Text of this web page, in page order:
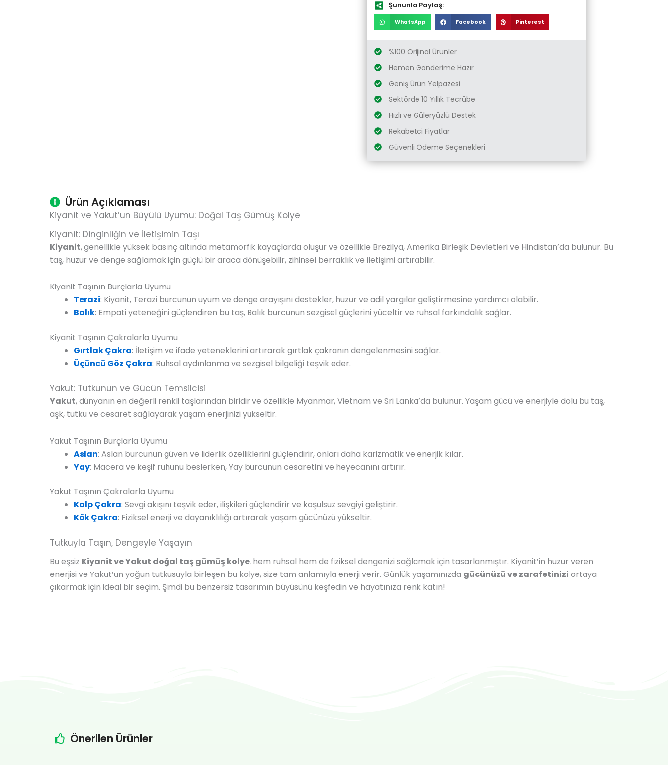
Şununla Paylaş:
WhatsApp Facebook Pinterest
%100 Orijinal Ürünler
Hemen Gönderime Hazır
Geniş Ürün Yelpazesi
Sektörde 10 Yıllık Tecrübe
Hızlı ve Güleryüzlü Destek
Rekabetci Fiyatlar
Güvenli Ödeme Seçenekleri
Ürün Açıklaması
Kiyanit ve Yakut’un Büyülü Uyumu: Doğal Taş Gümüş Kolye
Kiyanit: Dinginliğin ve İletişimin Taşı
Kiyanit, genellikle yüksek basınç altında metamorfik kayaçlarda oluşur ve özellikle Brezilya, Amerika Birleşik Devletleri ve Hindistan’da bulunur. Bu
taş, huzur ve denge sağlamak için güçlü bir araca dönüşebilir, zihinsel berraklık ve iletişimi artırabilir.
Kiyanit Taşının Burçlarla Uyumu
Terazi: Kiyanit, Terazi burcunun uyum ve denge arayışını destekler, huzur ve adil yargılar geliştirmesine yardımcı olabilir.
Balık: Empati yeteneğini güçlendiren bu taş, Balık burcunun sezgisel güçlerini yüceltir ve ruhsal farkındalık sağlar.
Kiyanit Taşının Çakralarla Uyumu
Gırtlak Çakra: İletişim ve ifade yeteneklerini artırarak gırtlak çakranın dengelenmesini sağlar.
Üçüncü Göz Çakra: Ruhsal aydınlanma ve sezgisel bilgeliği teşvik eder.
Yakut: Tutkunun ve Gücün Temsilcisi
Yakut, dünyanın en değerli renkli taşlarından biridir ve özellikle Myanmar, Vietnam ve Sri Lanka’da bulunur. Yaşam gücü ve enerjiyle dolu bu taş,
aşk, tutku ve cesaret sağlayarak yaşam enerjinizi yükseltir.
Yakut Taşının Burçlarla Uyumu
Aslan: Aslan burcunun güven ve liderlik özelliklerini güçlendirir, onları daha karizmatik ve enerjik kılar.
Yay: Macera ve keşif ruhunu beslerken, Yay burcunun cesaretini ve heyecanını artırır.
Yakut Taşının Çakralarla Uyumu
Kalp Çakra: Sevgi akışını teşvik eder, ilişkileri güçlendirir ve koşulsuz sevgiyi geliştirir.
Kök Çakra: Fiziksel enerji ve dayanıklılığı artırarak yaşam gücünüzü yükseltir.
Tutkuyla Taşın, Dengeyle Yaşayın
Bu eşsiz Kiyanit ve Yakut doğal taş gümüş kolye, hem ruhsal hem de fiziksel dengenizi sağlamak için tasarlanmıştır. Kiyanit’in huzur veren
enerjisi ve Yakut’un yoğun tutkusuyla birleşen bu kolye, size tam anlamıyla enerji verir. Günlük yaşamınızda gücünüzü ve zarafetinizi ortaya
çıkarmak için ideal bir seçim. Şimdi bu benzersiz tasarımın büyüsünü keşfedin ve hayatınıza renk katın!
Önerilen Ürünler